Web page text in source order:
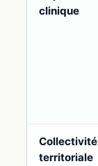
clinique
Collectivité
territoriale